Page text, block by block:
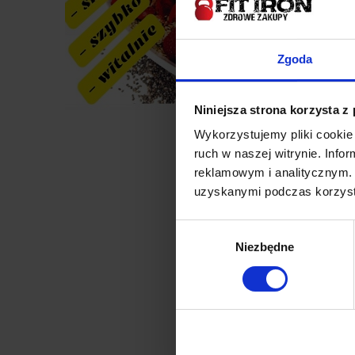
Zgoda
Niniejsza strona korzysta z
Wykorzystujemy pliki
ruch w naszej witrynie.
reklamowym i
uzyskanymi podczas
Niezbędne
Jak
Mąki z
diecie.
Czy
Różne
Mąk